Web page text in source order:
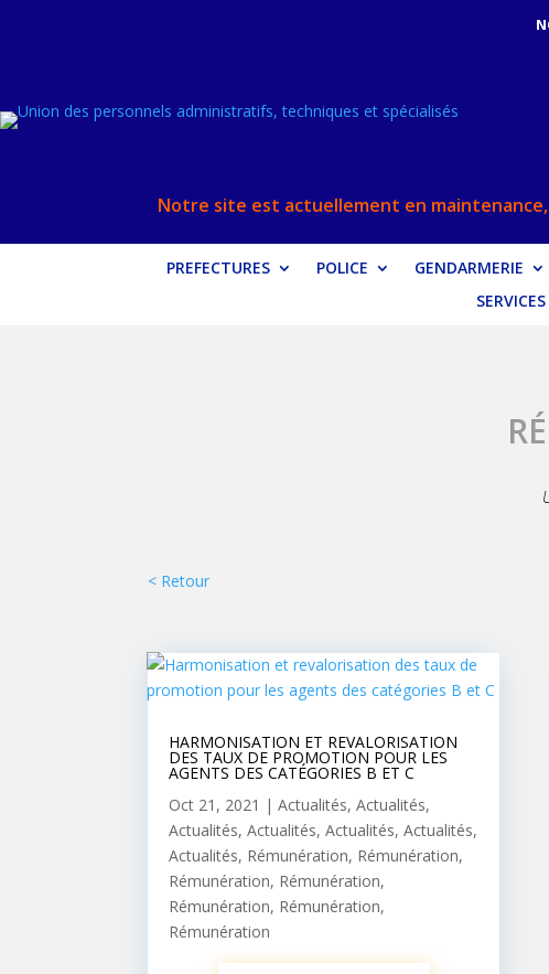
Notre site est actuellement en
PREFECTURES POLICE GENDARMERIE
< Retour
HARMONISATION ET REVALORISATION
DES TAUX DE PROMOTION POUR LES
AGENTS DES CATÉGORIES B ET C
Oct 21, 2021 |Actualités,Actualités,
Actualités,Actualités,Actualités,Actualités,
Actualités, Rémunération, Rémunération,
Rémunération, Rémunération,
Rémunération, Rémunération,
Rémunération